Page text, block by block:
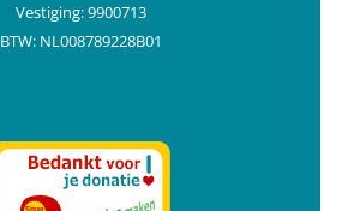
Vestiging: 9900713
BTW: NL008789228B01